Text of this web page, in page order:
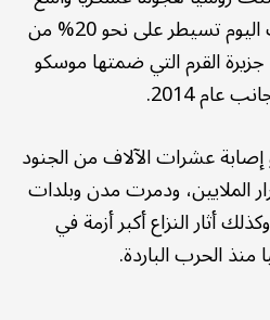
النطاق على أوكرانيا، وباتت اليوم تسيطر على نحو 20% من
القرم التي ضمتها موسكو
عام 2014.
عشرات الآلاف من الجنود
الملايين، ودمرت مدن وبلدات
أثار النزاع أكبر أزمة في
الحرب الباردة.